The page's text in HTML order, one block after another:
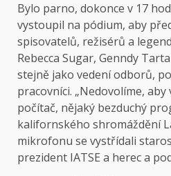
Bylo parno, dokonce v 17
vystoupil na pódium, aby
spisovatelů, režisérů a
Rebecca Sugar, Genndy
stejně jako vedení odborů,
pracovníci. „Nedovolíme,
počítač, nějaký bezduchý
kalifornského shromáždění
mikrofonu se vystřídali
prezident IATSE a herec a